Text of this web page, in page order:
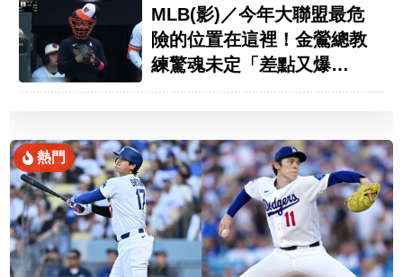
MLB(影)／今年大聯盟最危
險的位置在這裡！金鶯總教
練驚魂未定「差點又爆
熱門